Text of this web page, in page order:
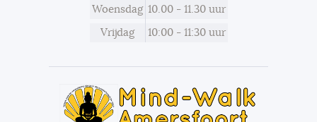
Woensdag 10.00 - 11.30 uur
Vrijdag 10:00 - 11:30 uur